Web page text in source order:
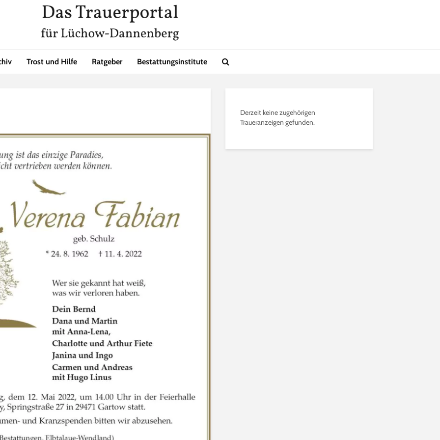
Trost und Hilfe Ratgeber Bestattungsinstitute
Derzeit keine zugehörigen
Traueranzeigen gefunden.